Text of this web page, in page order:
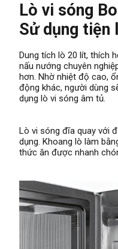
Lò vi sóng
Sử dụng tiện
Dung tích lò 20 lít, thích
nấu nướng chuyên
hơn. Nhờ nhiệt độ cao,
động khác, người dùng
dụng lò vi sóng âm tủ.
Lò vi sóng đĩa quay với
dụng. Khoang lò làm
thức ăn được nhanh